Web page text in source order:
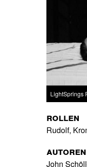
LightSprings
Rollen
Rudolf,
Autoren
John